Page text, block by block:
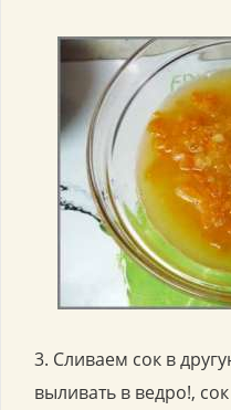
3. Сливаем сок в
выливать в ведро!,